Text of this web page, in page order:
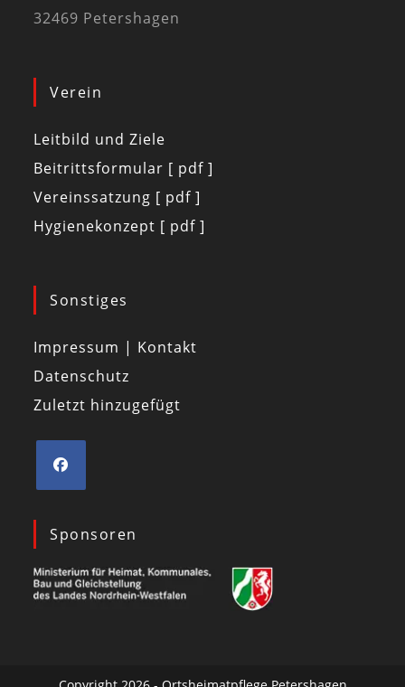
32469 Petershagen
Verein
Leitbild und Ziele
Beitrittsformular [ pdf ]
Vereinssatzung [ pdf ]
Hygienekonzept [ pdf ]
Sonstiges
Impressum | Kontakt
Datenschutz
Zuletzt hinzugefügt
Sponsoren